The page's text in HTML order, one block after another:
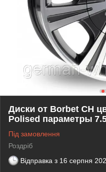
Диски от Borbet CH
Polised параметры
Під замовлення
Роздріб
Відправка з 16 серпня